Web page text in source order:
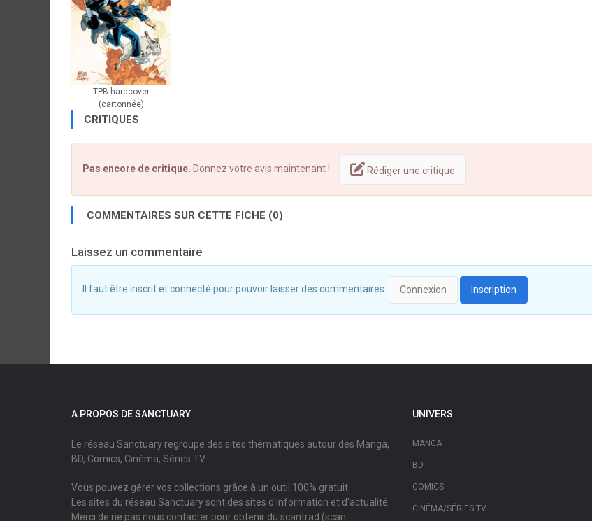
TPB hardcover
(cartonnée)
CRITIQUES
Pas encore de critique. Donnez votre avis maintenant ! Rédiger une critique
COMMENTAIRES SUR CETTE FICHE (0)
Laissez un commentaire
Il faut être inscrit et connecté pour pouvoir laisser des commentaires. Connexion Inscription
A PROPOS DE SANCTUARY
Le réseau Sanctuary regroupe des sites thématiques autour des Manga,
BD, Comics, Cinéma, Séries TV.
Vous pouvez gérer vos collections grâce à un outil 100% gratuit.
Les sites du réseau Sanctuary sont des sites d'information et d'actualité.
Merci de ne pas nous contacter pour obtenir du scantrad (scan
UNIVERS
MANGA
BD
COMICS
CINÉMA/SÉRIES TV